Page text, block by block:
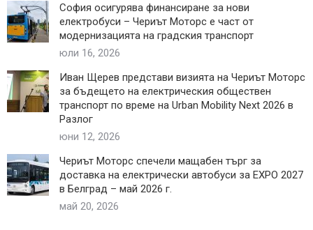
София осигурява финансиране за нови
електробуси – Чериът Моторс е част от
модернизацията на градския транспорт
юли 16, 2026
Иван Щерев представи визията на Чериът Моторс
за бъдещето на електрическия обществен
транспорт по време на Urban Mobility Next 2026 в
Разлог
юни 12, 2026
Чериът Моторс спечели мащабен търг за
доставка на електрически автобуси за EXPO 2027
в Белград – май 2026 г.
май 20, 2026